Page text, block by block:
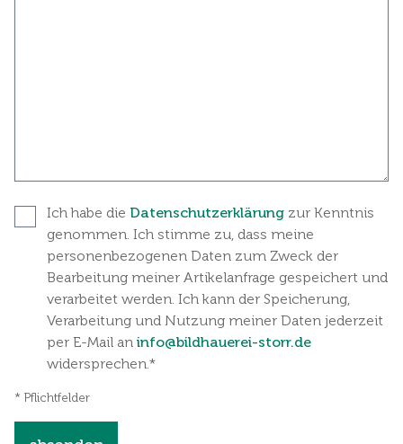
Ich habe die Datenschutzerklärung zur Kenntnis
genommen. Ich stimme zu, dass meine
personenbezogenen Daten zum Zweck der
Bearbeitung meiner Artikelanfrage gespeichert und
verarbeitet werden. Ich kann der Speicherung,
Verarbeitung und Nutzung meiner Daten jederzeit
per E-Mail an info@bildhauerei-storr.de
widersprechen.*
* Pflichtfelder